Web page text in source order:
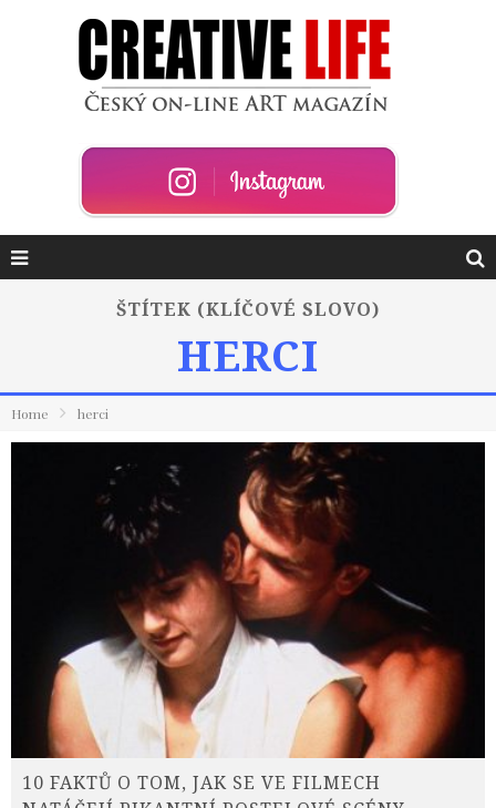
ŠTÍTEK (KLÍČOVÉ SLOVO)
HERCI
Home herci
10 FAKTŮ O TOM, JAK SE VE FILMECH